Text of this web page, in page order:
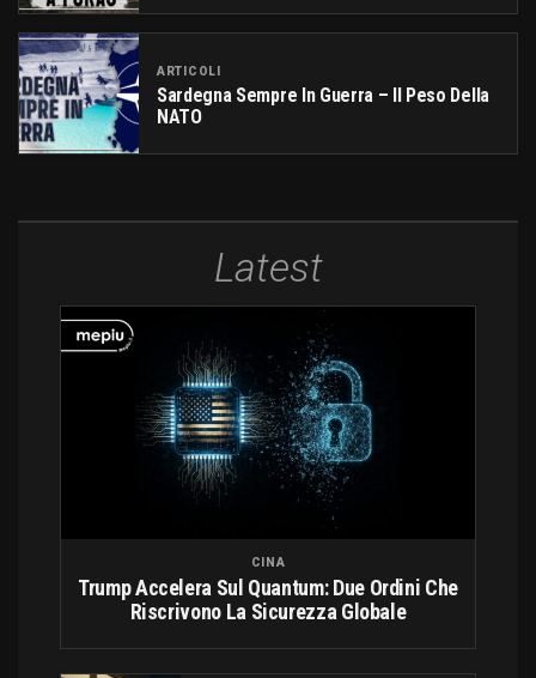
ARTICOLI
Sardegna Sempre In Guerra – Il Peso Della
NATO
Latest
CINA
Trump Accelera Sul Quantum: Due Ordini Che
Riscrivono La Sicurezza Globale